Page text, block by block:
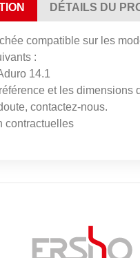
DÉTAILS DU
compatible sur les
:
14.1
et les dimensions
contactez-nous.
contractuelles